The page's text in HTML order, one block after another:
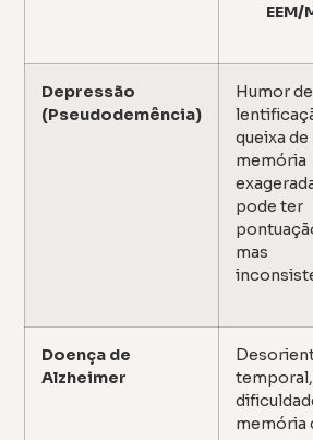
EEM/
Depressão
(Pseudodemência)
Humor
queixa de
memória
pode ter
mas
Doença de
Alzheimer
temporal,
memória